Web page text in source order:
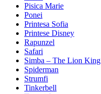
Pisica Marie
Ponei
Printesa Sofia
Printese Disney
Rapunzel
Safari
Simba – The Lion King
Spiderman
Strumfi
Tinkerbell